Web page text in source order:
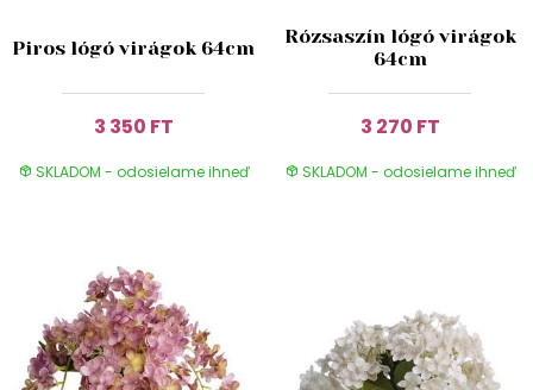
Piros lógó virágok 64cm
3 350 FT
SKLADOM - odosielame ihneď
Rózsaszín lógó virágok
64cm
3 270 FT
SKLADOM - odosielame ihneď